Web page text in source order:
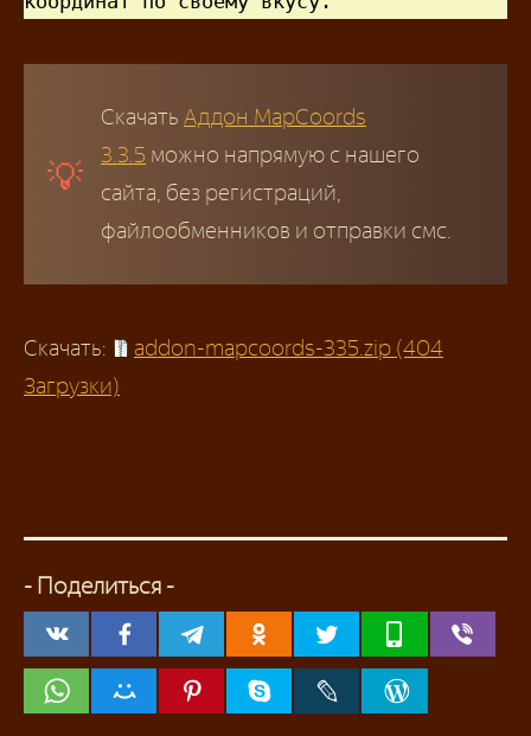
Скачать Аддон MapCoords
3.3.5 можно напрямую с нашего
сайта, без регистраций,
файлообменников и отправки смс.
Скачать:
addon-mapcoords-335.zip (404
Загрузки)
- Поделиться -